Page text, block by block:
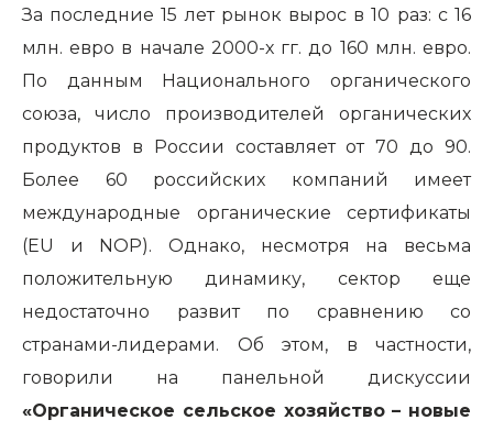
За последние 15 лет рынок вырос в 10 раз: c 16
млн. евро в начале 2000-х гг. до 160 млн. евро.
По данным Национального органического
союза, число производителей органических
продуктов в России составляет от 70 до 90.
Более 60 российских компаний имеет
международные органические сертификаты
(EU и NOP). Однако, несмотря на весьма
положительную динамику, сектор еще
недостаточно развит по сравнению со
странами-лидерами. Об этом, в частности,
говорили на панельной дискуссии
«Органическое сельское хозяйство – новые